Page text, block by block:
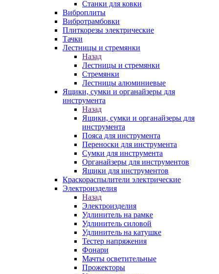
Станки для ковки
Виброплиты
Вибротрамбовки
Плиткорезы электрические
Тачки
Лестницы и стремянки
Назад
Лестницы и стремянки
Стремянки
Лестницы алюминиевые
Ящики, сумки и органайзеры для
инструмента
Назад
Ящики, сумки и органайзеры для
инструмента
Пояса для инструмента
Переноски для инструмента
Сумки для инструмента
Органайзеры для инструментов
Ящики для инструментов
Краскораспылители электрические
Электроизделия
Назад
Электроизделия
Удлинитель на рамке
Удлинитель силовой
Удлинитель на катушке
Тестер напряжения
Фонари
Мачты осветительные
Прожекторы